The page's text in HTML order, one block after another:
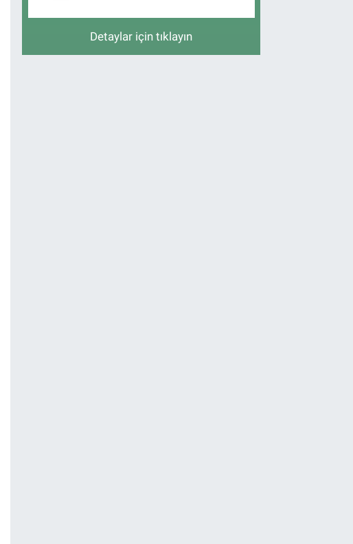
Detaylar için tıklayın